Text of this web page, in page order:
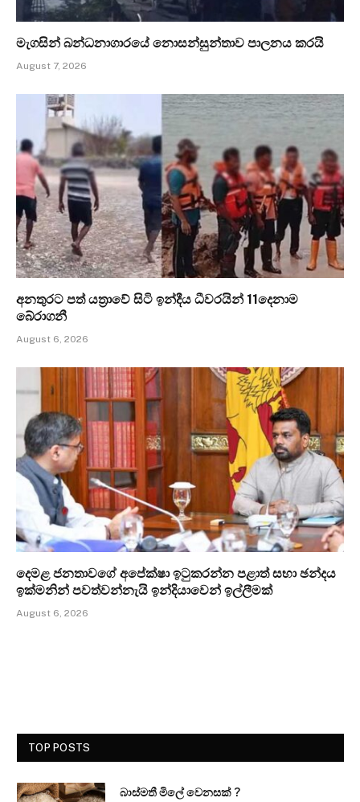
මැගසින් බන්ධනාගාරයේ නොසන්සුන්තාව පාලනය කරයි
August 7, 2026
අනතුරට පත් යත්‍රාවේ සිටි ඉන්දීය ධීවරයින් 11දෙනාම
බේරාගනී
August 6, 2026
දෙමළ ජනතාවගේ අපේක්ෂා ඉටුකරන්න පළාත් සභා ඡන්දය
ඉක්මනින් පවත්වන්නැයි ඉන්දියාවෙන් ඉල්ලීමක්
August 6, 2026
TOP POSTS
බාස්මතී මිලේ වෙනසක් ?